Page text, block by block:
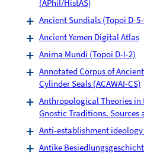
(APhil/HistAS)
Ancient Sundials (Topoi D-
Ancient Yemen Digital Atlas
Anima Mundi (Topoi D-I-2)
Annotated Corpus of
Cylinder Seals (ACAWAI-CS)
Anthropological Theories
Gnostic Traditions. Sources
Anti-establishment
Antike